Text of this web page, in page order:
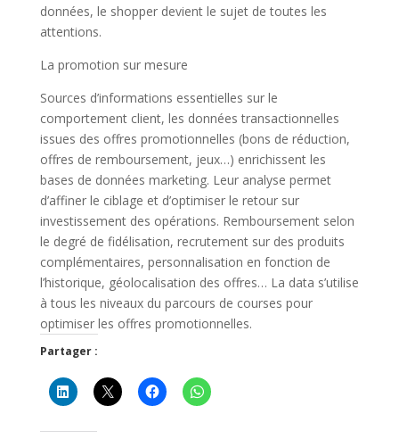
données, le shopper devient le sujet de toutes les
attentions.
La promotion sur mesure
Sources d’informations essentielles sur le
comportement client, les données transactionnelles
issues des offres promotionnelles (bons de réduction,
offres de remboursement, jeux…) enrichissent les
bases de données marketing. Leur analyse permet
d’affiner le ciblage et d’optimiser le retour sur
investissement des opérations. Remboursement selon
le degré de fidélisation, recrutement sur des produits
complémentaires, personnalisation en fonction de
l’historique, géolocalisation des offres… La data s’utilise
à tous les niveaux du parcours de courses pour
optimiser les offres promotionnelles.
Partager :